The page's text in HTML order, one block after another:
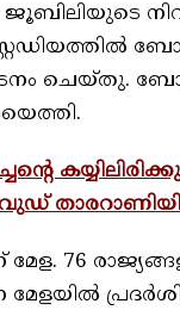
ചെയ്തു.
76